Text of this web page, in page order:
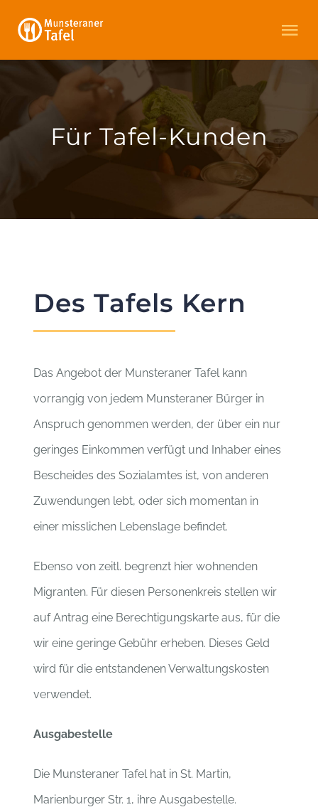
Inhalt
springen
Startseite
Aktuelles
Über Uns
Spenden und Helfen
Für Tafel-Kunden
Des Tafels Kern
Das Angebot der Munsteraner Tafel kann
vorrangig von jedem Munsteraner Bürger in
Anspruch genommen werden, der über ein nur
geringes Einkommen verfügt und Inhaber eines
Bescheides des Sozialamtes ist, von anderen
Zuwendungen lebt, oder sich momentan in
einer misslichen Lebenslage befindet.
Ebenso von zeitl. begrenzt hier wohnenden
Migranten. Für diesen Personenkreis stellen wir
auf Antrag eine Berechtigungskarte aus, für die
wir eine geringe Gebühr erheben. Dieses Geld
wird für die entstandenen Verwaltungskosten
verwendet.
Ausgabestelle
Die Munsteraner Tafel hat in St. Martin,
Marienburger Str. 1, ihre Ausgabestelle.